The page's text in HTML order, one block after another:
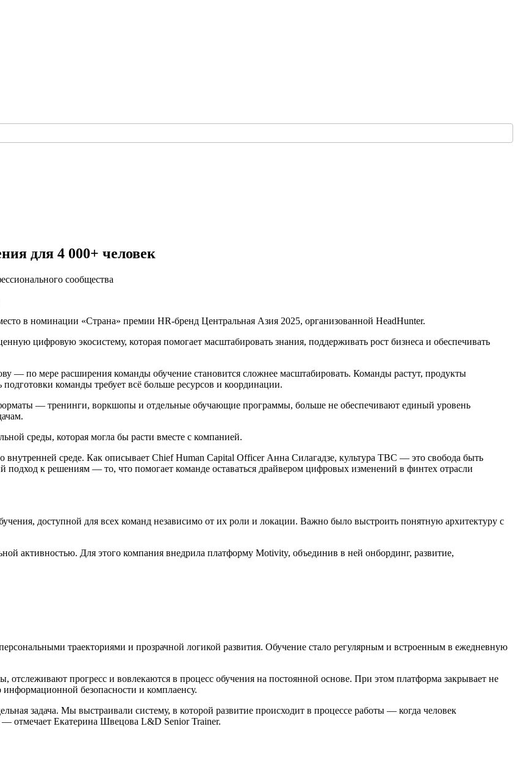
для 4 000+ человек
сообщества
в номинации «Страна» премии HR-бренд Центральная Азия 2025, организованной HeadHunter.
цифровую экосистему, которая помогает масштабировать знания, поддерживать рост бизнеса и обеспечивать
— по мере расширения команды обучение становится сложнее масштабировать. Команды растут, продукты
команды требует всё больше ресурсов и координации.
— тренинги, воркшопы и отдельные обучающие программы, больше не обеспечивают единый уровень
среды, которая могла бы расти вместе с компанией.
внутренней среде. Как описывает Chief Human Capital Officer Анна Силагадзе, культура TBC — это свобода быть
подход к решениям — то, что помогает команде оставаться драйвером цифровых изменений в финтех отрасли
доступной для всех команд независимо от их роли и локации. Важно было выстроить понятную архитектуру с
активностью. Для этого компания внедрила платформу Motivity, объединив в ней онбординг, развитие,
траекториями и прозрачной логикой развития. Обучение стало регулярным и встроенным в ежедневную
прогресс и вовлекаются в процесс обучения на постоянной основе. При этом платформа закрывает не
информационной безопасности и комплаенсу.
задача. Мы выстраивали систему, в которой развитие происходит в процессе работы — когда человек
— отмечает Екатерина Швецова L&D Senior Trainer.